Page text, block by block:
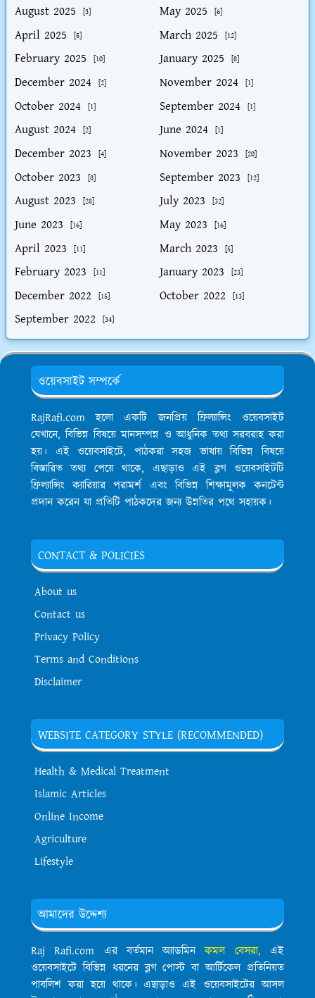
August 2025 [3] May 2025 [6]
April 2025 [5] March 2025 [12]
February 2025 [10] January 2025 [8]
December 2024 [2] November 2024 [1]
October 2024 [1] September 2024 [1]
August 2024 [2] June 2024 [1]
December 2023 [4] November 2023 [20]
October 2023 [8] September 2023 [12]
August 2023 [28] July 2023 [32]
June 2023 [16] May 2023 [16]
April 2023 [11] March 2023 [5]
February 2023 [11] January 2023 [23]
December 2022 [15] October 2022 [13]
September 2022 [34]
ওয়েবসাইট সম্পর্কে
RajRafi.com হলো একটি জনপ্রিয় ফ্রিল্যান্সিং ওয়েবসাইট
যেখানে, বিভিন্ন বিষয়ে মানসম্পন্ন ও আধুনিক তথ্য সরবরাহ করা
হয়। এই ওয়েবসাইটে, পাঠকরা সহজ ভাষায় বিভিন্ন বিষয়ে
বিস্তারিত তথ্য পেয়ে থাকে, এছাড়াও এই ব্লগ ওয়েবসাইটটি
ফ্রিল্যান্সিং ক্যারিয়ার পরামর্শ এবং বিভিন্ন শিক্ষামূলক কনটেন্ট
প্রদান করেন যা প্রতিটি পাঠকদের জন্য উন্নতির পথে সহায়ক।
CONTACT & POLICIES
About us
Contact us
Privacy Policy
Terms and Conditions
Disclaimer
WEBSITE CATEGORY STYLE (RECOMMENDED)
Health & Medical Treatment
Islamic Articles
Online Income
Agriculture
Lifestyle
আমাদের উদ্দেশ্য
Raj Rafi.com এর বর্তমান অ্যাডমিনকমল বেসরা, এই
ওয়েবসাইটে বিভিন্ন ধরনের ব্লগ পোস্ট বা আর্টিকেল প্রতিনিয়ত
পাবলিশ করা হয়ে থাকে। এছাড়াও এই ওয়েবসাইটের আসল